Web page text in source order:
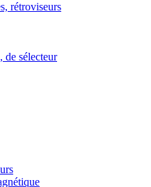
rétroviseurs
de sélecteur